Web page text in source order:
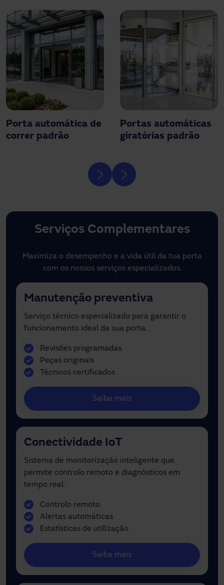
Porta automática de
correr padrão
Portas automáticas
giratórias padrão
Serviços Complementares
Maximiza o desempenho e a vida útil da tua porta
com os nossos serviços especializados.
Manutenção preventiva
Serviço técnico especializado para garantir o
funcionamento ideal da sua porta.
Revisões programadas
Peças originais
Técnicos certificados
Saiba mais
Conectividade IoT
Sistema de monitorização inteligente que
permite controlo remoto e diagnósticos em
tempo real.
Controlo remoto
Alertas automáticas
Estatísticas de utilização
Saiba mais